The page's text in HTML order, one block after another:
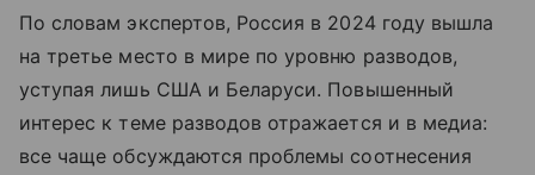
По словам экспертов, Россия в 2024 году вышла
на третье место в мире по уровню разводов,
уступая лишь США и Беларуси. Повышенный
интерес к теме разводов отражается и в медиа:
все чаще обсуждаются проблемы соотнесения